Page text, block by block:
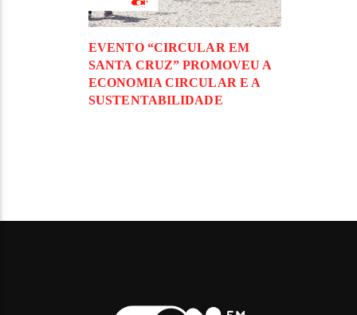
EVENTO “CIRCULAR EM
SANTA CRUZ” PROMOVEU A
ECONOMIA CIRCULAR E A
SUSTENTABILIDADE